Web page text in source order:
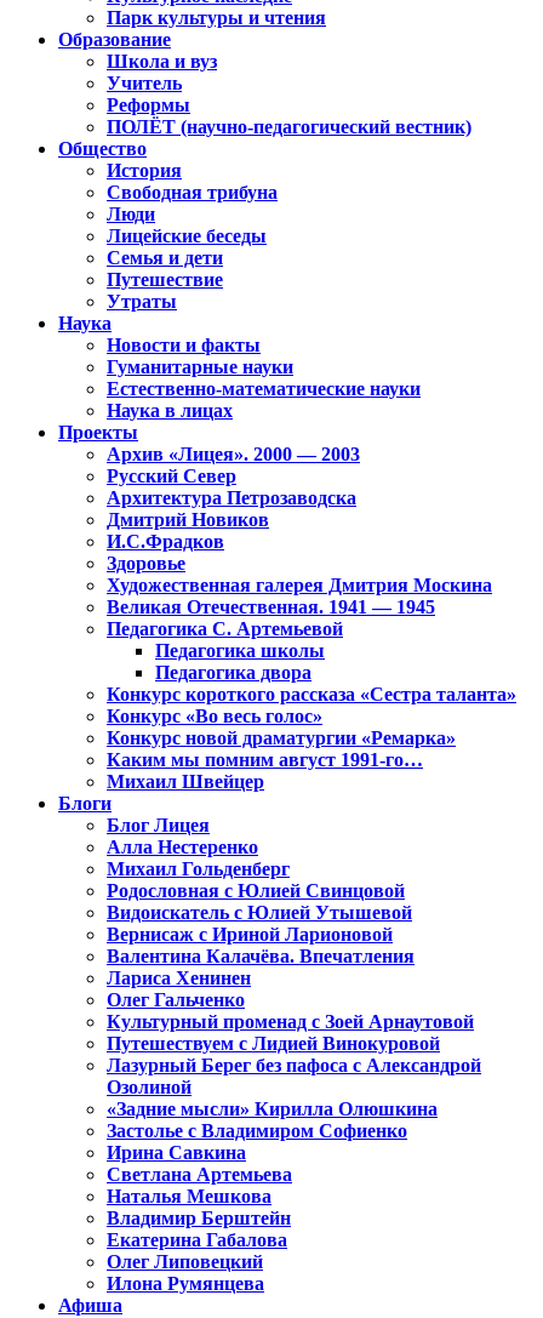
Парк культуры и чтения
Образование
Школа и вуз
Учитель
Реформы
ПОЛЁТ (научно-педагогический вестник)
Общество
История
Свободная трибуна
Люди
Лицейские беседы
Семья и дети
Путешествие
Утраты
Наука
Новости и факты
Гуманитарные науки
Естественно-математические науки
Наука в лицах
Проекты
Архив «Лицея». 2000 — 2003
Русский Север
Архитектура Петрозаводска
Дмитрий Новиков
И.С.Фрадков
Здоровье
Художественная галерея Дмитрия Москина
Великая Отечественная. 1941 — 1945
Педагогика С. Артемьевой
Педагогика школы
Педагогика двора
Конкурс короткого рассказа «Сестра таланта»
Конкурс «Во весь голос»
Конкурс новой драматургии «Ремарка»
Каким мы помним август 1991-го…
Михаил Швейцер
Блоги
Блог Лицея
Алла Нестеренко
Михаил Гольденберг
Родословная с Юлией Свинцовой
Видоискатель с Юлией Утышевой
Вернисаж с Ириной Ларионовой
Валентина Калачёва. Впечатления
Лариса Хенинен
Олег Гальченко
Культурный променад с Зоей Арнаутовой
Путешествуем с Лидией Винокуровой
Лазурный Берег без пафоса с Александрой
Озолиной
«Задние мысли» Кирилла Олюшкина
Застолье с Владимиром Софиенко
Ирина Савкина
Светлана Артемьева
Наталья Мешкова
Владимир Берштейн
Екатерина Габалова
Олег Липовецкий
Илона Румянцева
Афиша